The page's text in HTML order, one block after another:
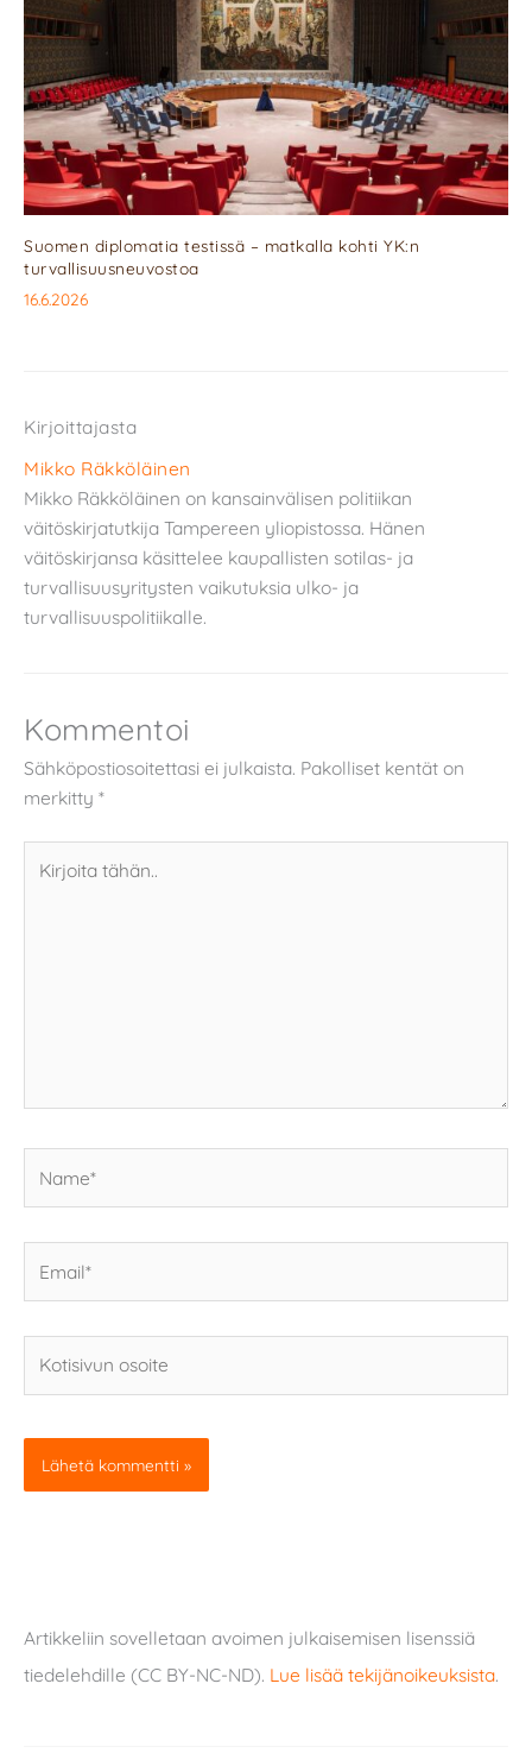
Suomen diplomatia testissä – matkalla kohti YK:n
turvallisuusneuvostoa
16.6.2026
Kirjoittajasta
Mikko Räkköläinen
Mikko Räkköläinen on kansainvälisen politiikan
väitöskirjatutkija Tampereen yliopistossa. Hänen
väitöskirjansa käsittelee kaupallisten sotilas- ja
turvallisuusyritysten vaikutuksia ulko- ja
turvallisuuspolitiikalle.
Kommentoi
Sähköpostiosoitettasi ei julkaista. Pakolliset kentät on
merkitty *
tähän..
osoite
Artikkeliin sovelletaan avoimen julkaisemisen lisenssiä
tiedelehdille (CC BY-NC-ND). Lue lisää tekijänoikeuksista.